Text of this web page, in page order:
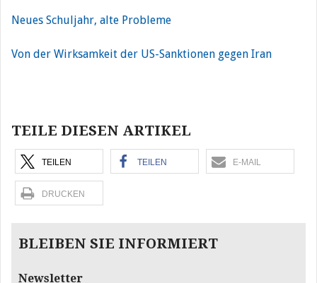
Neues Schuljahr, alte Probleme
Von der Wirksamkeit der US-Sanktionen gegen Iran
TEILE DIESEN ARTIKEL
TEILEN TEILEN E-MAIL
DRUCKEN
BLEIBEN SIE INFORMIERT
Newsletter